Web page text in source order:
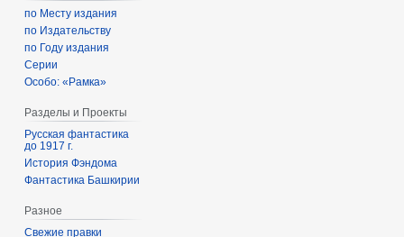
по Месту издания
по Издательству
по Году издания
Серии
Особо: «Рамка»
Разделы и Проекты
Русская фантастика
до 1917 г.
История Фэндома
Фантастика Башкирии
Разное
Свежие правки